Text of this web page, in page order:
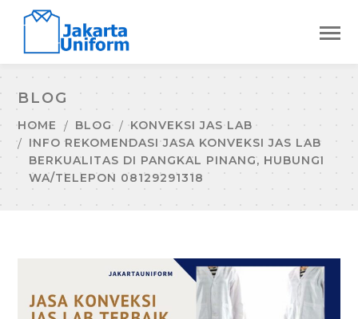
BLOG
HOME BLOG
KONVEKSI JAS LAB
INFO REKOMENDASI JASA KONVEKSI JAS LAB
BERKUALITAS DI PANGKAL PINANG, HUBUNGI
WA/TELEPON 08129291318